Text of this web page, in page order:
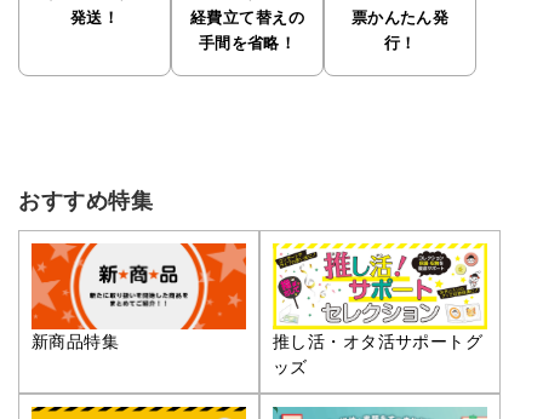
発送！
経費立て替えの
手間を省略！
票かんたん発
行！
おすすめ特集
新商品特集
推し活・オタ活サポートグ
ッズ